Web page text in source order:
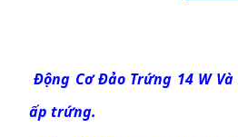
Động Cơ Đảo Trứng 14 W
ấp trứng.